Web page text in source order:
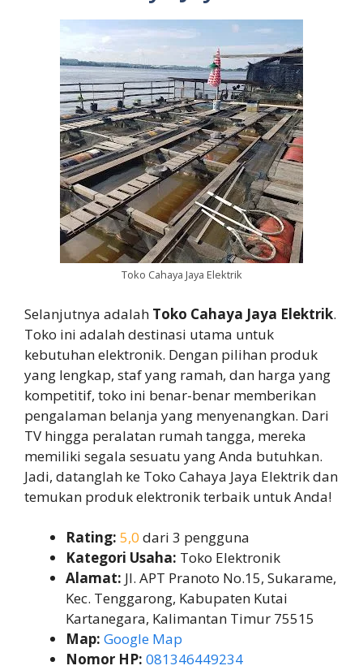
Toko Cahaya Jaya Elektrik
Selanjutnya adalah Toko Cahaya Jaya Elektrik.
Toko ini adalah destinasi utama untuk
kebutuhan elektronik. Dengan pilihan produk
yang lengkap, staf yang ramah, dan harga yang
kompetitif, toko ini benar-benar memberikan
pengalaman belanja yang menyenangkan. Dari
TV hingga peralatan rumah tangga, mereka
memiliki segala sesuatu yang Anda butuhkan.
Jadi, datanglah ke Toko Cahaya Jaya Elektrik dan
temukan produk elektronik terbaik untuk Anda!
Rating: 5,0 dari 3 pengguna
Kategori Usaha: Toko Elektronik
Alamat: Jl. APT Pranoto No.15, Sukarame,
Kec. Tenggarong, Kabupaten Kutai
Kartanegara, Kalimantan Timur 75515
Map: Google Map
Nomor HP: 081346449234